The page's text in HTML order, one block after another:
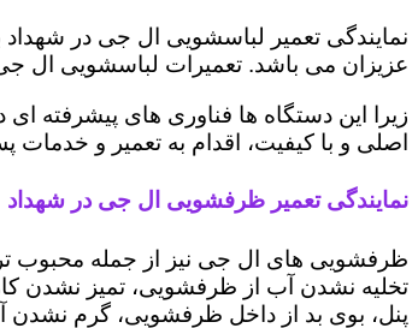
نمایندگی تعمیر لباسشویی ال جی در
عزیزان می باشد. تعمیرات لباسشویی ال
زیرا این دستگاه ها فناوری های پیشرفته
اصلی و با کیفیت، اقدام به تعمیر و خدمات
نمایندگی تعمیر ظرفشویی ال جی در شهداد
ظرفشویی های ال جی نیز از جمله محبوب
تخلیه نشدن آب از ظرفشویی، تمیز نشدن
پنل، بوی بد از داخل ظرفشویی، گرم نشدن